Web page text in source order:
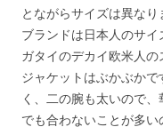
とながらサイズは異な
ブランドは日本人のサ
ガタイのデカイ欧米人
ジャケットはぶかぶか
く、二の腕も太いので
でも合わないことが多